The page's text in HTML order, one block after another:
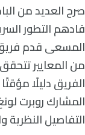
صرح العديد من
قادهم التطور
المسعى قدم
من المعايير
التفاصيل